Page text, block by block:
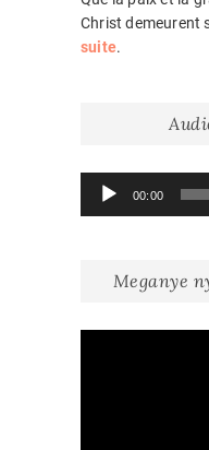
Christ demeurent
suite.
Lecteur
audio
00:00
Meganye